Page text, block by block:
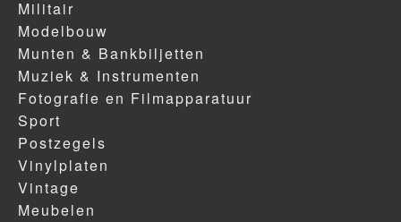
Militair
Modelbouw
Munten & Bankbiljetten
Muziek & Instrumenten
Fotografie en Filmapparatuur
Sport
Postzegels
Vinylplaten
Vintage
Meubelen